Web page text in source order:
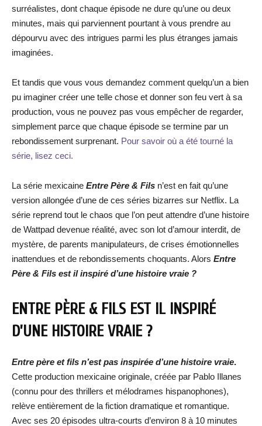
surréalistes, dont chaque épisode ne dure qu’une ou deux
minutes, mais qui parviennent pourtant à vous prendre au
dépourvu avec des intrigues parmi les plus étranges jamais
imaginées.
Et tandis que vous vous demandez comment quelqu’un a bien
pu imaginer créer une telle chose et donner son feu vert à sa
production, vous ne pouvez pas vous empêcher de regarder,
simplement parce que chaque épisode se termine par un
rebondissement surprenant. Pour savoir où a été tourné la
série, lisez ceci.
La série mexicaine Entre Père & Fils n’est en fait qu’une
version allongée d’une de ces séries bizarres sur Netflix. La
série reprend tout le chaos que l’on peut attendre d’une histoire
de Wattpad devenue réalité, avec son lot d’amour interdit, de
mystère, de parents manipulateurs, de crises émotionnelles
inattendues et de rebondissements choquants. Alors Entre
Père & Fils est il inspiré d’une histoire vraie ?
ENTRE PÈRE & FILS EST IL INSPIRÉ
D’UNE HISTOIRE VRAIE ?
Entre père et fils n’est pas inspirée d’une histoire vraie.
Cette production mexicaine originale, créée par Pablo Illanes
(connu pour des thrillers et mélodrames hispanophones),
relève entièrement de la fiction dramatique et romantique.
Avec ses 20 épisodes ultra-courts d’environ 8 à 10 minutes